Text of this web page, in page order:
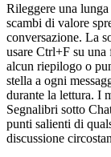
Rileggere una
scambi di valore
conversazione. La
usare Ctrl+F su una
alcun riepilogo o
stella a ogni
durante la lettura. I
Segnalibri sotto
punti salienti di
discussione